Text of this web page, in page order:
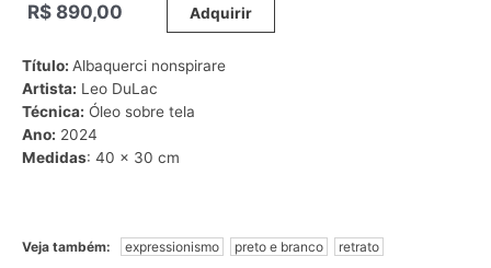
R$ 890,00 Adquirir
Título: Albaquerci nonspirare
Artista: Leo DuLac
Técnica: Óleo sobre tela
Ano: 2024
Medidas: 40 x 30 cm
Veja também: expressionismo preto e branco retrato